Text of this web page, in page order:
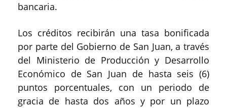
bancaria.
Los créditos recibirán una tasa bonificada
por parte del Gobierno de San Juan, a través
del Ministerio de Producción y Desarrollo
Económico de San Juan de hasta seis (6)
puntos porcentuales, con un periodo de
gracia de hasta dos años y por un plazo